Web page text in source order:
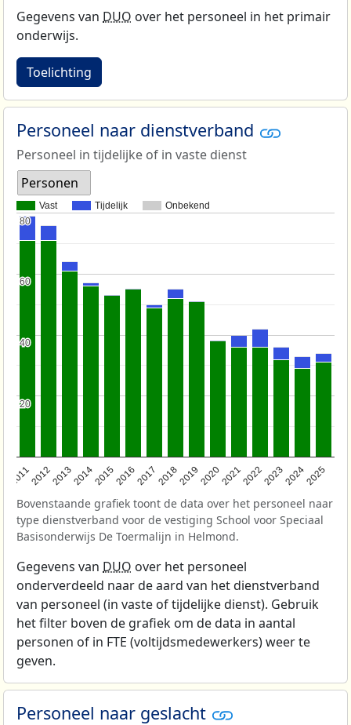
Gegevens van DUO over het personeel in het primair
onderwijs.
Toelichting
Personeel naar dienstverband
Personeel in tijdelijke of in vaste dienst
Personen
Vast Tijdelijk Onbekend
201120122013201420152016201720182019202020212022202320242025
20
20
40
40
60
60
80
80
Bovenstaande grafiek toont de data over het personeel naar
type dienstverband voor de vestiging School voor Speciaal
Basisonderwijs De Toermalijn in Helmond.
Gegevens van DUO over het personeel
onderverdeeld naar de aard van het dienstverband
van personeel (in vaste of tijdelijke dienst). Gebruik
het filter boven de grafiek om de data in aantal
personen of in FTE (voltijdsmedewerkers) weer te
geven.
Personeel naar geslacht